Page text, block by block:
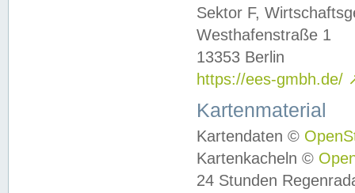
Sektor F,
Westhafenstraße 1
13353 Berlin
https://ees-gmbh.de/
Kartenmaterial
Kartendaten ©
Kartenkacheln ©
24 Stunden